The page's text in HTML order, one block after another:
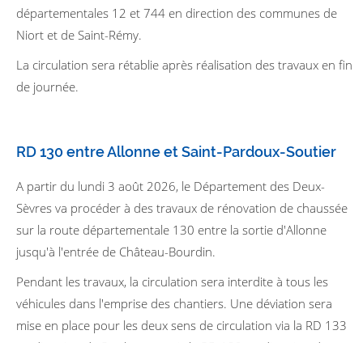
départementales 12 et 744 en direction des communes de
Niort et de Saint-Rémy.
La circulation sera rétablie après réalisation des travaux en fin
de journée.
RD 130 entre Allonne et Saint-Pardoux-Soutier
A partir du lundi 3 août 2026, le Département des Deux-
Sèvres va procéder à des travaux de rénovation de chaussée
sur la route départementale 130 entre la sortie d'Allonne
jusqu'à l'entrée de Château-Bourdin.
Pendant les travaux, la circulation sera interdite à tous les
véhicules dans l'emprise des chantiers. Une déviation sera
mise en place pour les deux sens de circulation via la RD 133